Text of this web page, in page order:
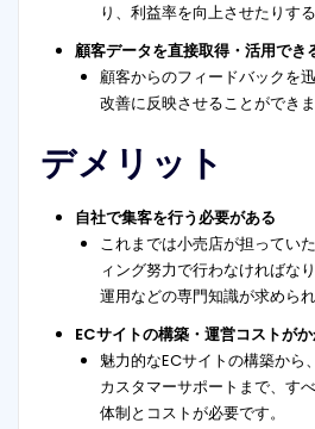
り、利益率を向上させたりす
顧客データを直接取得・活用でき
顧客からのフィードバックを
改善に反映させることができま
デメリット
自社で集客を行う必要がある
これまでは小売店が担ってい
ィング努力で行わなければな
運用などの専門知識が求められ
ECサイトの構築・運営コストが
魅力的なECサイトの構築から
カスタマーサポートまで、す
体制とコストが必要です。